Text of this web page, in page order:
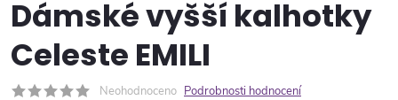
Dámské vyšší kalhotky
Celeste EMILI
Neohodnoceno Podrobnosti hodnocení